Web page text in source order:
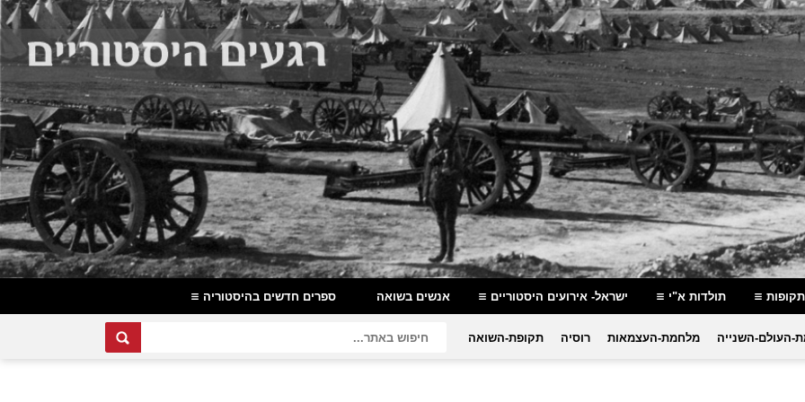
תקופות תולדות א"י ישראל- אירועים היסטוריים אנשים בשואה ספרים חדשים בהיסטוריה
העולם-השנייה מלחמת-העצמאות רוסיה תקופת-השואה